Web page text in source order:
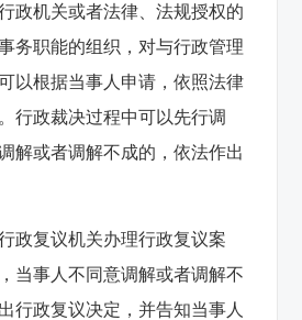
政机关或者法律、法规授权的
务职能的组织，对与行政管理
以根据当事人申请，依照法律
行政裁决过程中可以先行调
解或者调解不成的，依法作出
政复议机关办理行政复议案
当事人不同意调解或者调解不
行政复议决定，并告知当事人